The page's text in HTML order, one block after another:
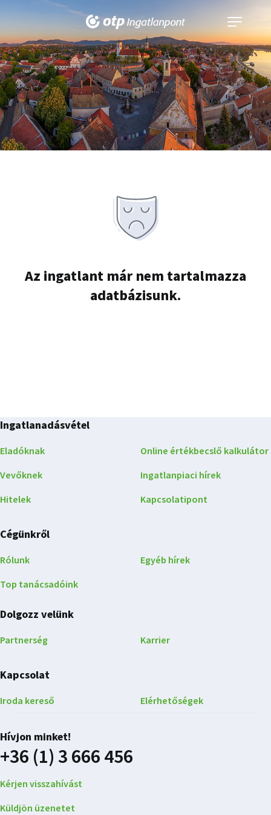
Navigáció
kinyitása
Az ingatlant már nem tartalmazza
adatbázisunk.
Ingatlanadásvétel
Eladóknak
Vevőknek
Hitelek
Online értékbecslő kalkulátor
Ingatlanpiaci hírek
Kapcsolatipont
Cégünkről
Rólunk
Top tanácsadóink
Egyéb hírek
Dolgozz velünk
Partnerség Karrier
Kapcsolat
Iroda kereső Elérhetőségek
Hívjon minket!
+36 (1) 3 666 456
Kérjen visszahívást
Küldjön üzenetet